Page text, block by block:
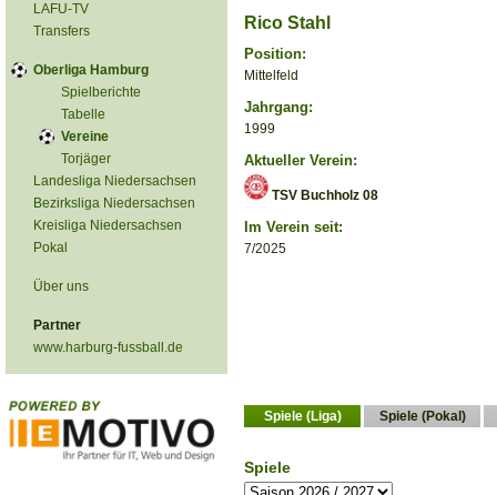
LAFU-TV
Transfers
Oberliga Hamburg
Spielberichte
Tabelle
Vereine
Torjäger
Landesliga Niedersachsen
Bezirksliga Niedersachsen
Kreisliga Niedersachsen
Pokal
Über uns
Partner
www.harburg-fussball.de
Rico Stahl
Position:
Mittelfeld
Jahrgang:
1999
Aktueller Verein:
TSV Buchholz 08
Im Verein seit:
7/2025
Spiele (Liga) Spiele (Pokal)
Spiele